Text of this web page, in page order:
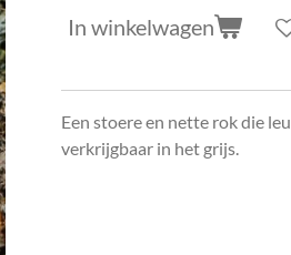
In winkelwagen
Een stoere en nette rok die
verkrijgbaar in het grijs.